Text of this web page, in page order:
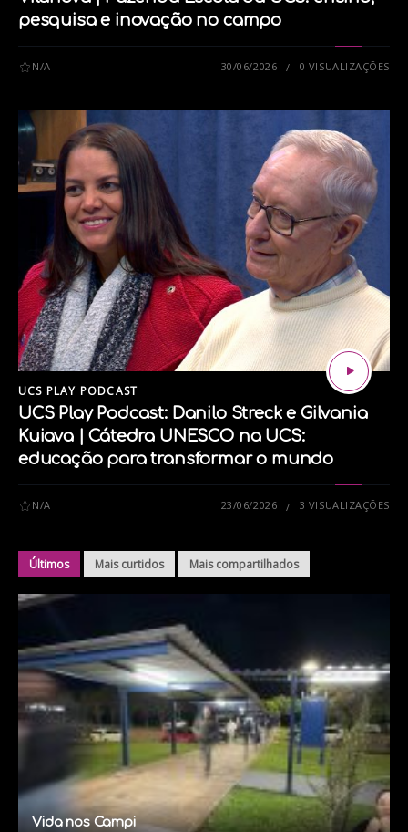
pesquisa e inovação no campo
N/A 30/06/2026 0 VISUALIZAÇÕES
UCS PLAY PODCAST
UCS Play Podcast: Danilo Streck e Gilvania
Kuiava | Cátedra UNESCO na UCS:
educação para transformar o mundo
N/A 23/06/2026 3 VISUALIZAÇÕES
Últimos Mais curtidos Mais compartilhados
Vida nos Campi